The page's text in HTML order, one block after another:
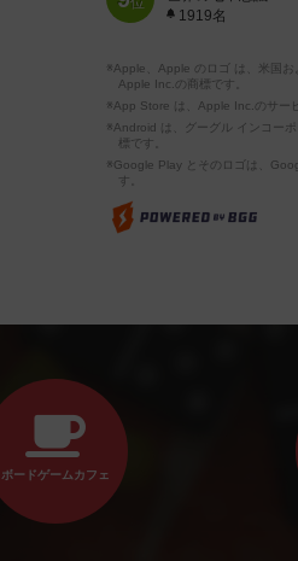
1919名
※Apple、Apple のロゴ は、米国お
Apple Inc.の商標です。
※App Store は、Apple Inc.のサー
※Android は、グーグル インコー
標です。
※Google Play とそのロゴは、
す。
ボードゲームカフェ